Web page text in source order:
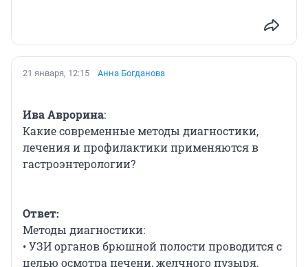
21 января, 12:15 Анна Богданова
Ива Аврорина:
Какие современные методы диагностики,
лечения и профилактики применяются в
гастроэнтерологии?
Ответ:
Методы диагностики:
• УЗИ органов брюшной полости проводится с
целью осмотра печени, желчного пузыря,